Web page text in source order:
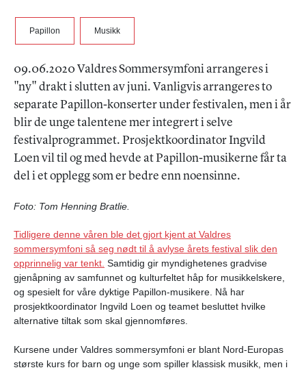
Papillon Musikk
09.06.2020 Valdres Sommersymfoni arrangeres i
"ny" drakt i slutten av juni. Vanligvis arrangeres to
separate Papillon-konserter under festivalen, men i år
blir de unge talentene mer integrert i selve
festivalprogrammet. Prosjektkoordinator Ingvild
Loen vil til og med hevde at Papillon-musikerne får ta
del i et opplegg som er bedre enn noensinne.
Foto: Tom Henning Bratlie.
Tidligere denne våren ble det gjort kjent at Valdres
sommersymfoni så seg nødt til å avlyse årets festival slik den
opprinnelig var tenkt. Samtidig gir myndighetenes gradvise
gjenåpning av samfunnet og kulturfeltet håp for musikkelskere,
og spesielt for våre dyktige Papillon-musikere. Nå har
prosjektkoordinator Ingvild Loen og teamet besluttet hvilke
alternative tiltak som skal gjennomføres.
Kursene under Valdres sommersymfoni er blant Nord-Europas
største kurs for barn og unge som spiller klassisk musikk, men i